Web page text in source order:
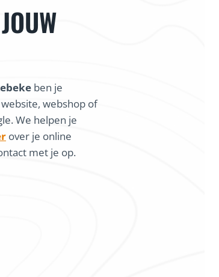
ben je
webshop of
We helpen je
over je online
met je op.